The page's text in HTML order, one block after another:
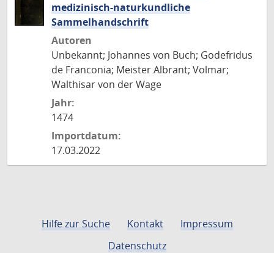
medizinisch-naturkundliche
Sammelhandschrift
Autoren
Unbekannt; Johannes von Buch; Godefridus
de Franconia; Meister Albrant; Volmar;
Walthisar von der Wage
Jahr:
1474
Importdatum:
17.03.2022
Hilfe zur Suche Kontakt
Impressum
Datenschutz